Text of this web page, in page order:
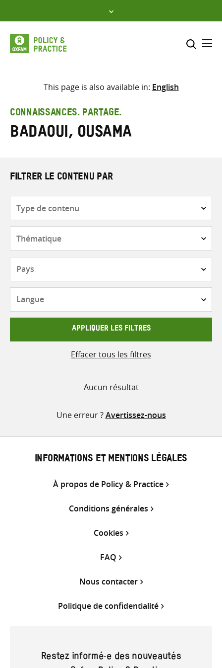
to
content
Sélectionner l’emplacement
Saisir
les
termes
This page is also available in: English
CONNAISSANCES. PARTAGE.
Badaoui, Ousama
FILTRER LE CONTENU PAR
contenu
APPLIQUER LES FILTRES
Effacer tous les filtres
Aucun résultat
Une erreur ?Avertissez-nous
INFORMATIONS ET MENTIONS LÉGALES
À propos de Policy & Practice
Conditions générales
Cookies
FAQ
Nous contacter
Politique de confidentialité
Restez informé·e des nouveautés